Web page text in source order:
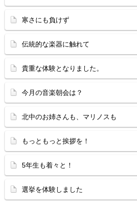
寒さにも負けず
伝統的な楽器に触れて
貴重な体験となりました。
今月の音楽朝会は？
北中のお姉さんも、マリノスも
もっともっと挨拶を！
5年生も着々と！
選挙を体験しました